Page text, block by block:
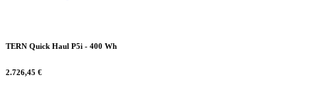
TERN Quick Haul P5i - 400 Wh
2.726,45 €